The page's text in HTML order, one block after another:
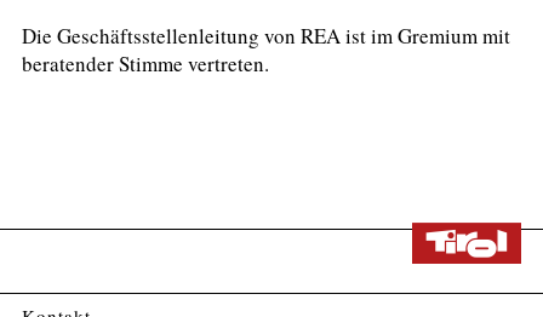
Die Geschäftsstellenleitung von REA ist im Gremium mit
beratender Stimme vertreten.